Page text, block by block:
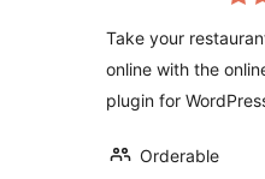
Take your
online with the
plugin for
Orderable